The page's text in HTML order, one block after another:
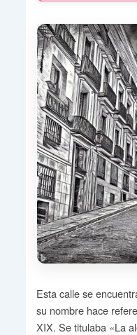
Esta calle se
su nombre hace
XIX. Se titulaba «La